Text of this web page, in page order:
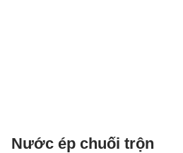
Nước ép chuối trộn